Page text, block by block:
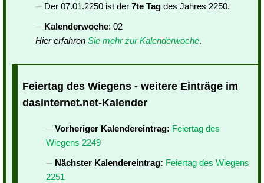
Der 07.01.2250 ist der 7te Tag des Jahres 2250.
Kalenderwoche: 02
Hier erfahren Sie mehr zur Kalenderwoche.
Feiertag des Wiegens - weitere Einträge im
dasinternet.net-Kalender
Vorheriger Kalendereintrag: Feiertag des
Wiegens 2249
Nächster Kalendereintrag: Feiertag des Wiegens
2251